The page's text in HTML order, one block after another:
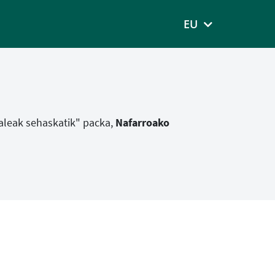
EU
sehaskatik" packa, Nafarroako